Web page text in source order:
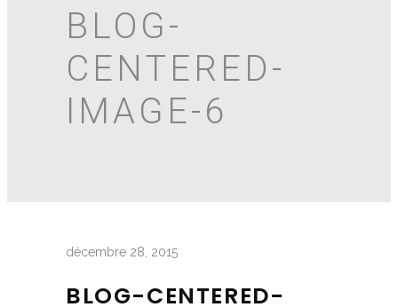
BLOG-
CENTERED-
IMAGE-6
décembre 28, 2015
BLOG-CENTERED-